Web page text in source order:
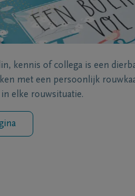
kennis of collega is een
met een persoonlijk
elke rouwsituatie.